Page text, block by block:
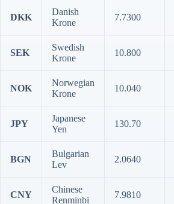
DKK
Danish
Krone
7.7300
SEK
Swedish
Krone
10.800
NOK
Norwegian
Krone
10.040
JPY
Japanese
Yen
130.70
BGN
Bulgarian
Lev
2.0640
CNY
Chinese
Renminbi
7.9810